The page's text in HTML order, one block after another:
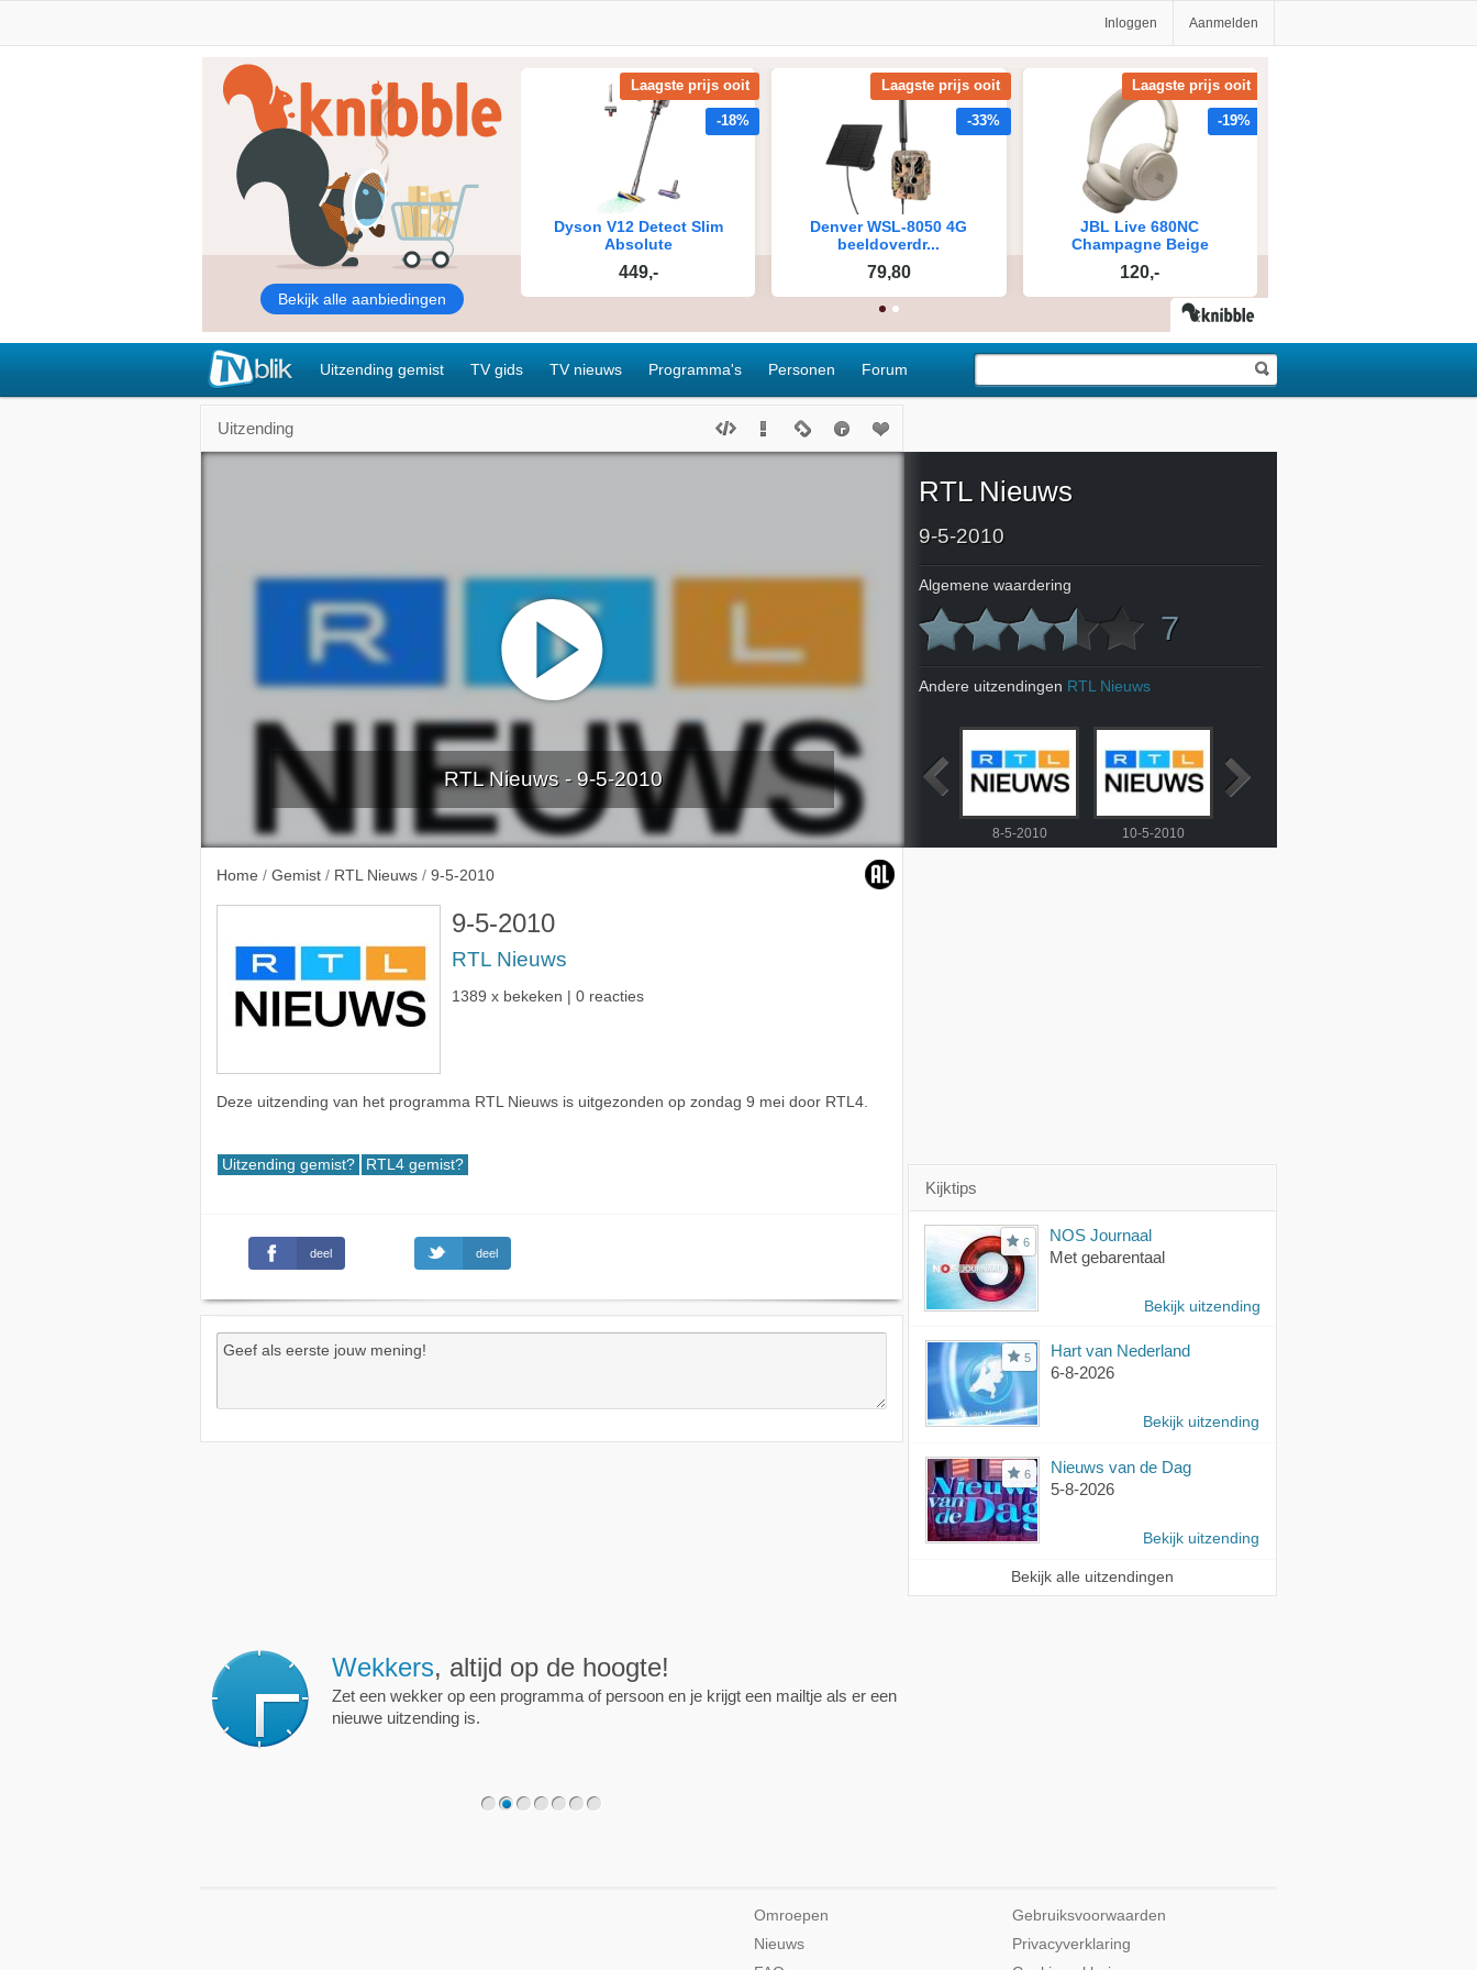
Inloggen Aanmelden
Uitzending gemist TV gids TV nieuws Programma's Personen Forum
Uitzending
RTL Nieuws - 9-5-2010
Home / Gemist / RTL Nieuws / 9-5-2010
9-5-2010
RTL Nieuws
1389 x bekeken | 0 reacties
Deze uitzending van het programma RTL Nieuws is uitgezonden op zondag 9 mei door RTL4.
Uitzending gemist? RTL4 gemist?
deel deel
RTL Nieuws
9-5-2010
Algemene waardering
7
Andere uitzendingen RTL Nieuws
4-5-2010 5-5-2010 6-5-2010 8-5-2010 10-5-2010
Kijktips
6
NOS Journaal
Met gebarentaal
Bekijk uitzending
5
Hart van Nederland
6-8-2026
Bekijk uitzending
6
Nieuws van de Dag
5-8-2026
Bekijk uitzending
Bekijk alle uitzendingen
Wekkers, altijd op de hoogte!
Zet een wekker op een programma of persoon en je krijgt een mailtje als er een
nieuwe uitzending is.
Omroepen
Nieuws
Gebruiksvoorwaarden
Privacyverklaring